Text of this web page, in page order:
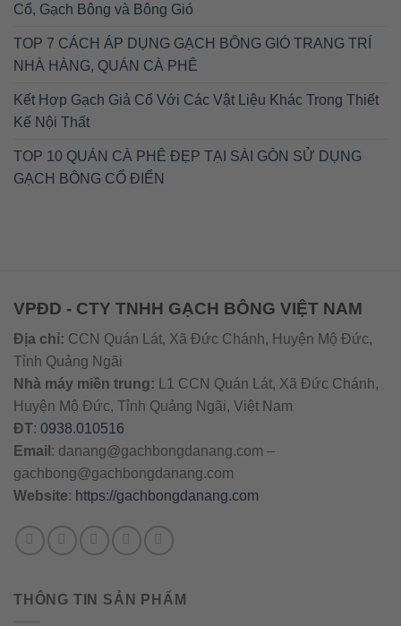
Cổ, Gạch Bông và Bông Gió
TOP 7 CÁCH ÁP DỤNG GẠCH BÔNG GIÓ TRANG TRÍ
NHÀ HÀNG, QUÁN CÀ PHÊ
Kết Hợp Gạch Giả Cổ Với Các Vật Liệu Khác Trong Thiết
Kế Nội Thất
TOP 10 QUÁN CÀ PHÊ ĐẸP TẠI SÀI GÒN SỬ DỤNG
GẠCH BÔNG CỔ ĐIỂN
VPĐD - CTY TNHH GẠCH BÔNG VIỆT NAM
Địa chỉ: CCN Quán Lát, Xã Đức Chánh, Huyện Mộ Đức,
Tỉnh Quảng Ngãi
Nhà máy miền trung: L1 CCN Quán Lát, Xã Đức Chánh,
Huyện Mộ Đức, Tỉnh Quảng Ngãi, Việt Nam
ĐT: 0938.010516
Email : danang@gachbongdanang.com –
gachbong@gachbongdanang.com
Website: https://gachbongdanang.com
THÔNG TIN SẢN PHẨM